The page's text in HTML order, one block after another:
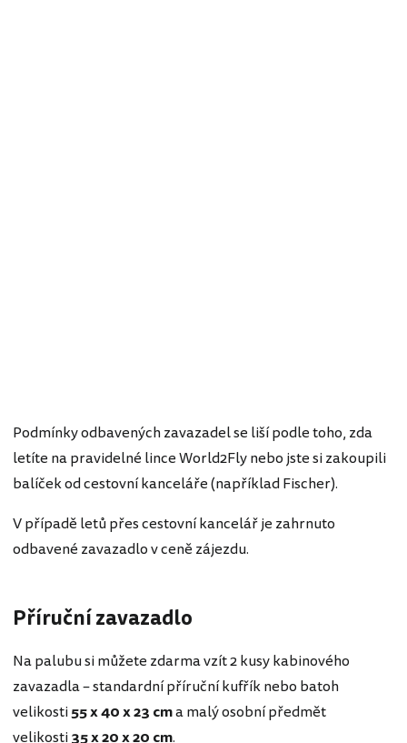
Podmínky odbavených zavazadel se liší podle toho, zda
letíte na pravidelné lince World2Fly nebo jste si zakoupili
balíček od cestovní kanceláře (například Fischer).
V případě letů přes cestovní kancelář je zahrnuto
odbavené zavazadlo v ceně zájezdu.
Příruční zavazadlo
Na palubu si můžete zdarma vzít 2 kusy kabinového
zavazadla – standardní příruční kufřík nebo batoh
velikosti55 x 40 x 23 cma malý osobní předmět
velikosti35 x 20 x 20 cm.